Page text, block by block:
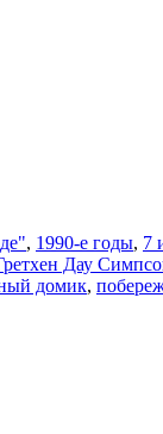
, 1990-е годы, 7
Дау
домик,